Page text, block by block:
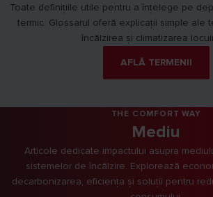
Toate definițiile utile pentru a înțelege pe
termic. Glossarul oferă explicații simple ale
încălzirea și climatizarea
AFLĂ TERMENII
THE COMFORT WAY
Mediu
Articole dedicate impactului asupra
sistemelor de încălzire. Explorează
decarbonizarea, eficiența și soluții pentru